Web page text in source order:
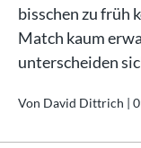
bisschen zu früh
Match kaum
unterscheiden
Von David Dittrich |